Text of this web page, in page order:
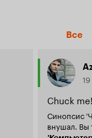
Все
Chuck me!
Синопсис
внушал. Вы